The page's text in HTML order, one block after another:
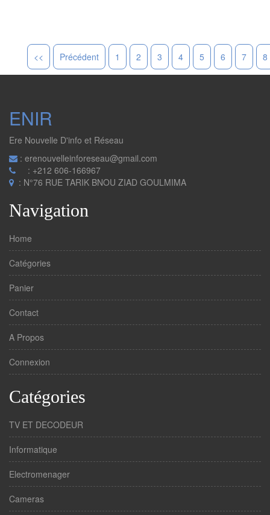
<< Précédent 1 2 3 4 5 6 7 8
ENIR
Ere Nouvelle D'info et Réseau
: erenouvelleinforeseau@gmail.com
: +212 606-166967
: N°76 RUE TARIK BNOU ZIAD GOULMIMA
Navigation
Home
Catégories
Panier
Contact
A Propos
Connexion
Catégories
TV ET DECODEUR
Informatique
Electromenager
Cameras